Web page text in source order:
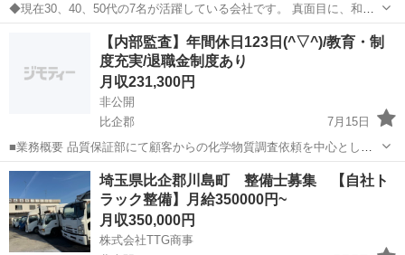
◆現在30、40、50代の7名が活躍している会社です。 真面目に、和気
あいあいとした雰囲気で日々頑張っています。 体を動かすのが好きな
方、一緒に働きながら確かな技術を身につけませんか？ 子供の運動会
等々、休みも取りやすい環境...
森林公園駅 電気 退職金
【内部監査】年間休日123日(^▽^)/教育・制
度充実/退職金制度あり
月収231,300円
非公開
比企郡
7月15日
■業務概要 品質保証部にて顧客からの化学物質調査依頼を中心とした
業務をお任せします。 ＜入社後お任せする業務＞ ・取引先からの化学
物質調査依頼 （依頼例） はんだ材料内に含まれる物質の成分調査やお
客様が製品...
埼玉 比企郡 内部監査
埼玉県比企郡川島町 整備士募集 【自社ト
ラック整備】月給350000円~
月収350,000円
株式会社TTG商事